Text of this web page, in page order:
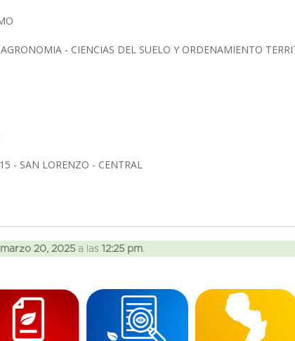
- CIENCIAS DEL SUELO Y ORDENAMIENTO
- SAN LORENZO - CENTRAL
marzo 20, 2025 a las12:25 pm